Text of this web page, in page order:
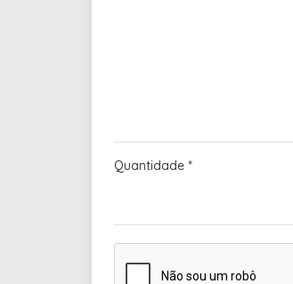
Quantidade *